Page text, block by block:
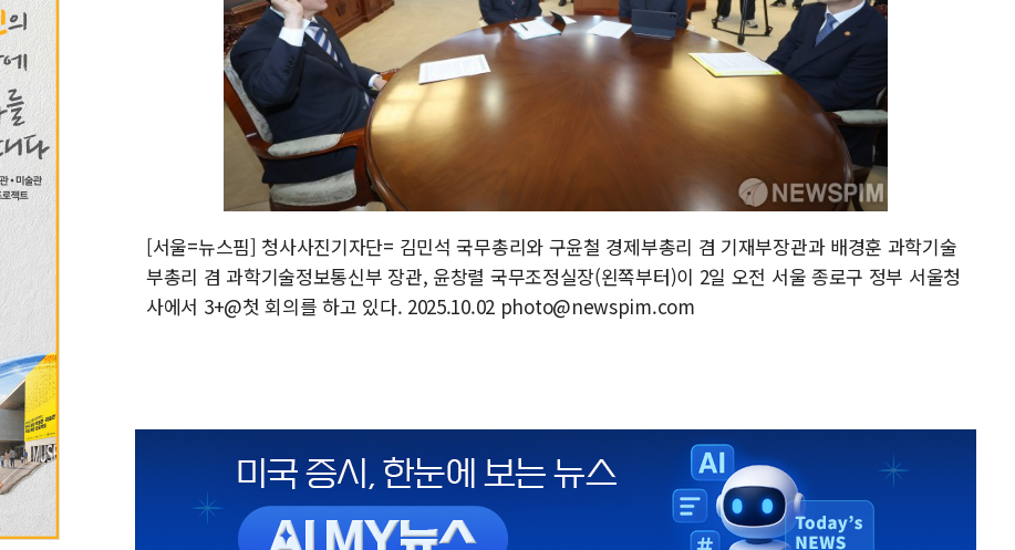
트럼프, 中 겨냥 폴리실리콘 관세 15% 부과…美 태양광주 급등
[사진] 빈살만과 에르도안의 만남
이란와이어 "이란 최고지도자 위독…곧 사망해도 놀랍지 않아"
[서울=뉴스핌] 청사사진기자단= 김민석 국무총리와 구윤철 경제부총리 겸 기재부장관과 배경훈 과학기술
부총리 겸 과학기술정보통신부 장관, 윤창렬 국무조정실장(왼쪽부터)이 2일 오전 서울 종로구 정부 서울청
사에서 3+@첫 회의를 하고 있다. 2025.10.02 photo@newspim.com